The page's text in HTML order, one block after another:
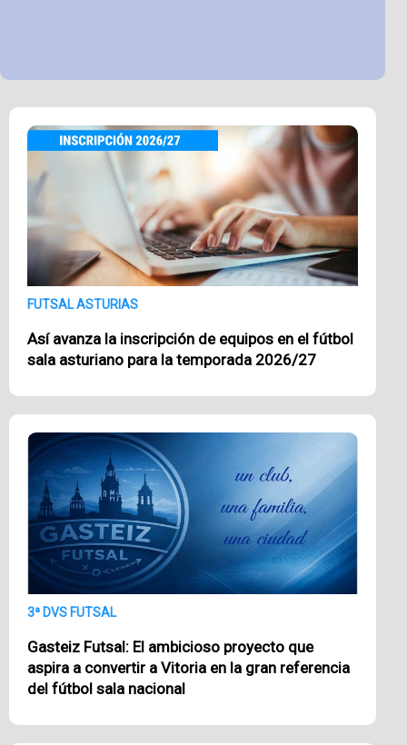
FUTSAL ASTURIAS
Así avanza la inscripción de equipos en el fútbol
sala asturiano para la temporada 2026/27
3ª DVS FUTSAL
Gasteiz Futsal: El ambicioso proyecto que
aspira a convertir a Vitoria en la gran referencia
del fútbol sala nacional